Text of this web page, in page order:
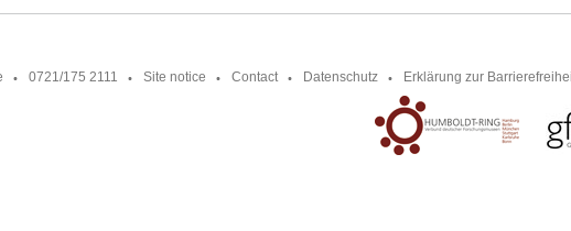
0721/175 2111 Site notice Contact Datenschutz Erklärung zur